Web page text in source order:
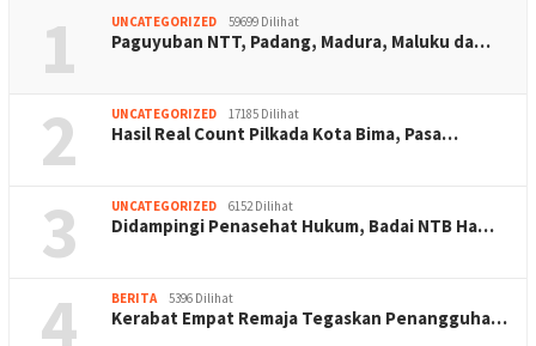
1 UNCATEGORIZED 59699 Dilihat
Paguyuban NTT, Padang, Madura, Maluku da…
2 UNCATEGORIZED 17185 Dilihat
Hasil Real Count Pilkada Kota Bima, Pasa…
3 UNCATEGORIZED 6152 Dilihat
Didampingi Penasehat Hukum, Badai NTB Ha…
4 BERITA 5396 Dilihat
Kerabat Empat Remaja Tegaskan Penangguha…